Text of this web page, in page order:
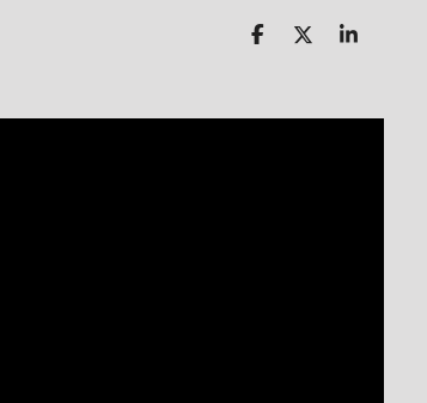
T
e
T
e
T
e